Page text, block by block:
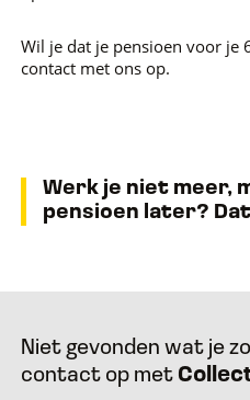
Wil je dat je pensioen voor je
contact met ons op.
Werk je niet meer,
pensioen later?
Niet gevonden wat je
contact op met